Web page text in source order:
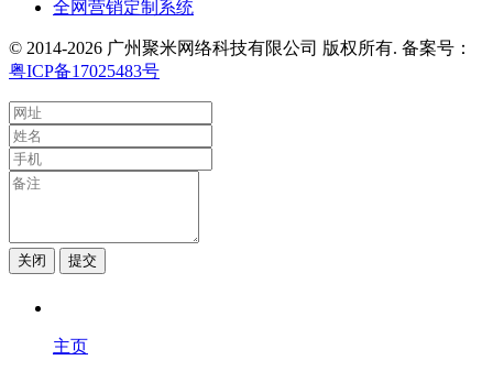
全网营销定制系统
© 2014-2026 广州聚米网络科技有限公司 版权所有. 备案号：
粤ICP备17025483号
关闭 提交
主页